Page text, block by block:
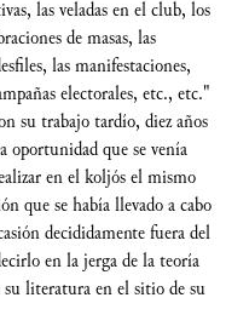
las veladas en el club, los
de masas, las
las manifestaciones,
electorales, etc., etc."
su trabajo tardío, diez años
oportunidad que se venía
en el koljós el mismo
que se había llevado a cabo
decididamente fuera del
en la jerga de la teoría
literatura en el sitio de su